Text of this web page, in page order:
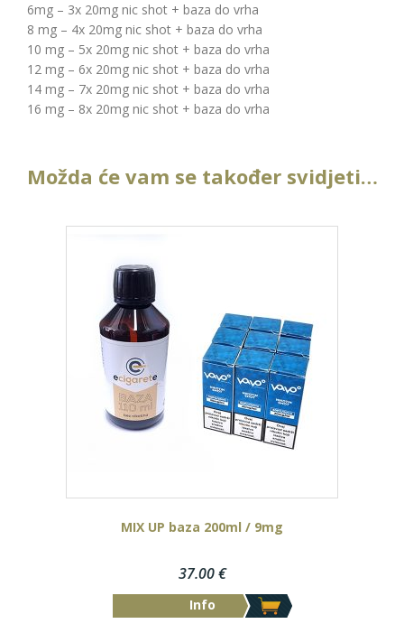
6mg – 3x 20mg nic shot + baza do vrha
8 mg – 4x 20mg nic shot + baza do vrha
10 mg – 5x 20mg nic shot + baza do vrha
12 mg – 6x 20mg nic shot + baza do vrha
14 mg – 7x 20mg nic shot + baza do vrha
16 mg – 8x 20mg nic shot + baza do vrha
Možda će vam se također svidjeti…
MIX UP baza 200ml / 9mg
37.00€
Info